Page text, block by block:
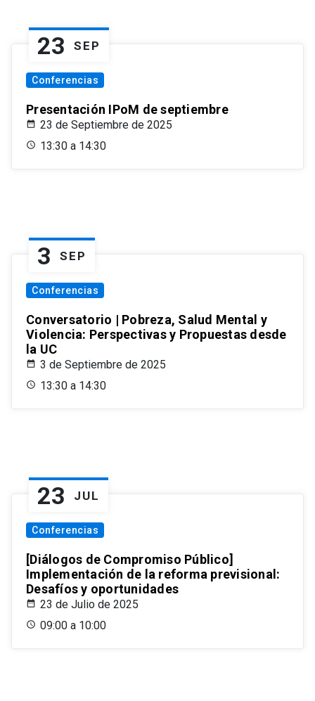
23 SEP
Conferencias
Presentación IPoM de septiembre
23 de Septiembre de 2025
13:30 a 14:30
3 SEP
Conferencias
Conversatorio | Pobreza, Salud Mental y
Violencia: Perspectivas y Propuestas desde
la UC
3 de Septiembre de 2025
13:30 a 14:30
23 JUL
Conferencias
[Diálogos de Compromiso Público]
Implementación de la reforma previsional:
Desafíos y oportunidades
23 de Julio de 2025
09:00 a 10:00